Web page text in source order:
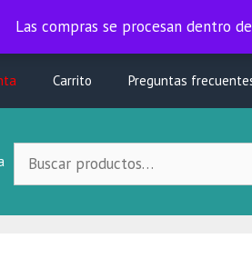
Las compras se procesan
Las compras se procesan dentro
Carrito Preguntas
Buscar
Local: